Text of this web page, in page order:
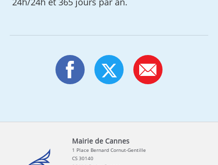
Mairie de Cannes
1 Place Bernard Cornut-Gentille
CS 30140